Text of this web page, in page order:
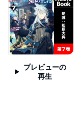
プレビューの
再生